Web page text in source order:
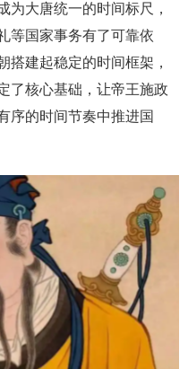
为大唐统一的时间标尺，
等国家事务有了可靠依
搭建起稳定的时间框架，
了核心基础，让帝王施政
序的时间节奏中推进国